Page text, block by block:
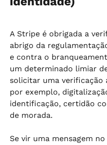
A Stripe é obrigada a
abrigo da
e contra o
um determinado limiar
solicitar uma
por exemplo,
identificação, certidão
de morada.
Se vir uma mensagem